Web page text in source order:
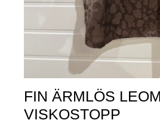
FIN ÄRMLÖS
VISKOSTOPP